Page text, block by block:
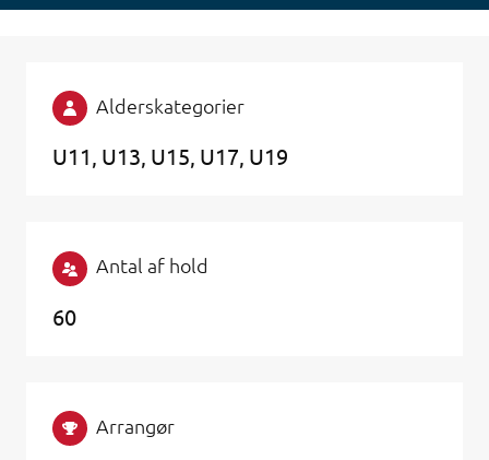
Alderskategorier
U11 U13 U15 U17 U19
Antal af hold
60
Arrangør